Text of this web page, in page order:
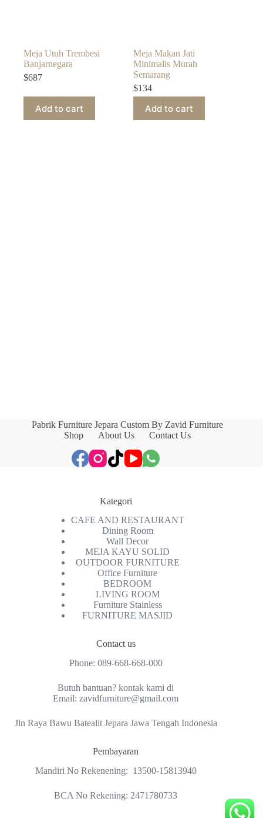
Meja Utuh Trembesi
Banjarnegara
$687
Add to cart
Meja Makan Jati
Minimalis Murah
Semarang
$134
Add to cart
Pabrik Furniture Jepara Custom By Zavid Furniture
Shop
About Us Contact Us
Kategori
CAFE AND RESTAURANT
Dining Room
Wall Decor
MEJA KAYU SOLID
OUTDOOR FURNITURE
Office Furniture
BEDROOM
LIVING ROOM
Furniture Stainless
FURNITURE MASJID
Contact us
Phone: 089-668-668-000
Butuh bantuan? kontak kami di
Email:zavidfurniture@gmail.com
Jln Raya Bawu Batealit Jepara Jawa Tengah Indonesia
Pembayaran
Mandiri No Rekenening: 13500-15813940
BCA No Rekening: 2471780733